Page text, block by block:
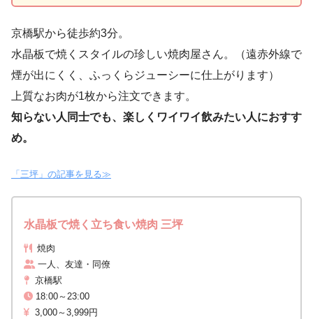
京橋駅から徒歩約3分。
水晶板で焼くスタイルの珍しい焼肉屋さん。（遠赤外線で
煙が出にくく、ふっくらジューシーに仕上がります）
上質なお肉が1枚から注文できます。
知らない人同士でも、楽しくワイワイ飲みたい人におすす
め。
「三坪」の記事を見る≫
水晶板で焼く立ち食い焼肉 三坪
焼肉
一人、友達・同僚
京橋駅
18:00～23:00
3,000～3,999円